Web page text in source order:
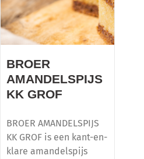
BROER
AMANDELSPIJS
KK GROF
BROER AMANDELSPIJS
KK GROF is een kant-en-
klare amandelspijs